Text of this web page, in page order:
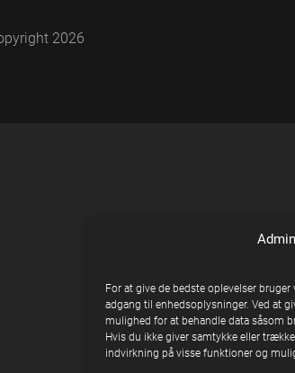
For at give de bedste oplevelser
adgang til enhedsoplysninger. Ved at
mulighed for at behandle data såsom
Hvis du ikke giver samtykke eller
indvirkning på visse funktioner og
2026